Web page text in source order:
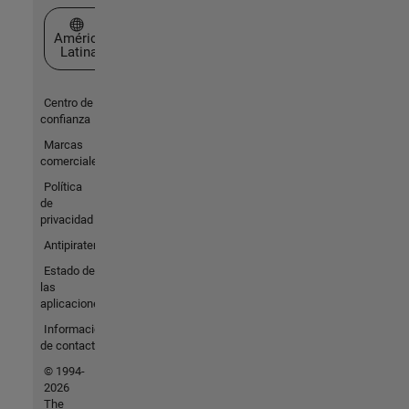
Seleccione un país/idioma
América
Latina
Centro de
confianza
Marcas
comerciales
Política
de
privacidad
Antipiratería
Estado de
las
aplicaciones
Información
de contacto
© 1994-
2026
The